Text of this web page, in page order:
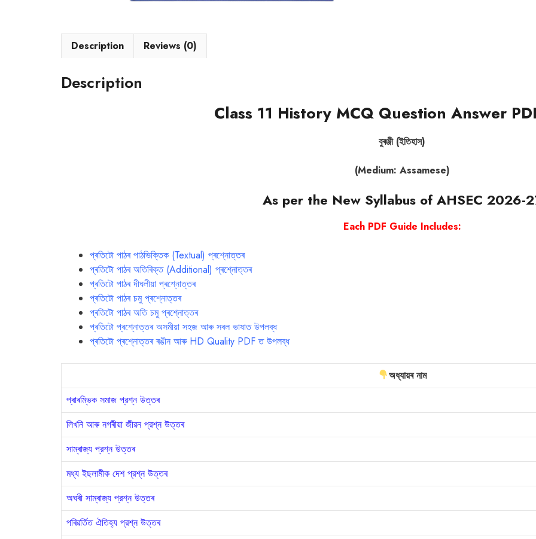
Description Reviews (0)
Description
Class 11 History MCQ Question Answer
বুৰঞ্জী (ইতিহাস)
(Medium: Assamese)
As per the New Syllabus of AHSEC 2026-
Each PDF Guide Includes:
প্ৰতিটো পাঠৰ পাঠভিক্তিক (Textual) প্ৰশ্নোত্তৰ
প্ৰতিটো পাঠৰ অতিৰিক্ত (Additional) প্ৰশ্নোত্তৰ
প্ৰতিটো পাঠৰ দীঘলীয়া প্ৰশ্নোত্তৰ
প্ৰতিটো পাঠৰ চমু প্ৰশ্নোত্তৰ
প্ৰতিটো পাঠৰ অতি চমু প্ৰশ্নোত্তৰ
প্ৰতিটো প্ৰশ্নোত্তৰ অসমীয়া সহজ আৰু সৰল ভাষাত উপলব্ধ
প্ৰতিটো প্ৰশ্নোত্তৰ ৰঙীন আৰু HD Quality PDF ত উপলব্ধ
অধ্যায়ৰ নাম
প্ৰাৰম্ভিক সমাজ প্রশ্ন উত্তৰ
লিখনি আৰু নগৰীয়া জীৱন প্রশ্ন উত্তৰ
সাম্ৰাজ্য প্রশ্ন উত্তৰ
মধ্য ইছলামীক দেশ প্রশ্ন উত্তৰ
অঘৰী সাম্ৰাজ্য প্রশ্ন উত্তৰ
পৰিৱর্তিত ঐতিহ্য প্রশ্ন উত্তৰ